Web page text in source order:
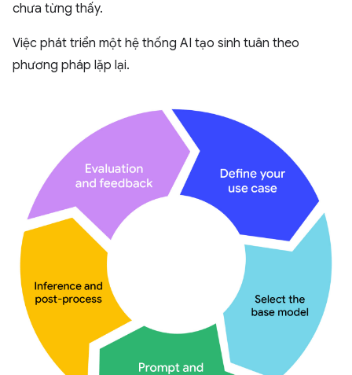
chưa từng thấy.
Việc phát triển một hệ thống AI tạo sinh tuân theo
phương pháp lặp lại.